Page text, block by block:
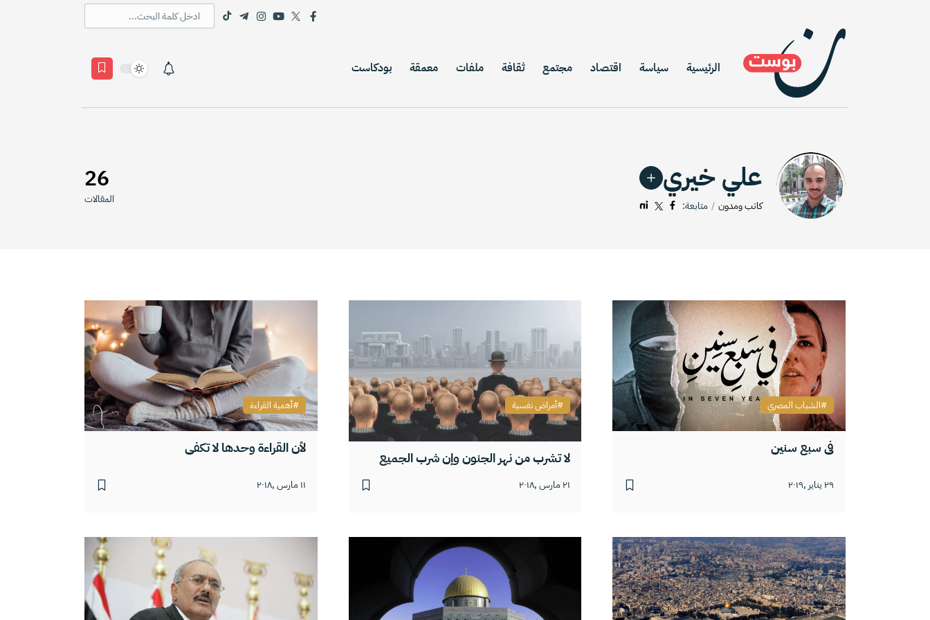
الرئيسية سياسة اقتصاد مجتمع ثقافة ملفات معمقة بودكاست
علي خيري
كاتب ومدون متابعة:
26
المقالات
في سبع سنين
٢٩ يناير ,٢٠١٩
الشباب المصري
لا تشرب من نهر الجنون وإن شرب الجميع
٢١ مارس ,٢٠١٨
أمراض نفسية
لأن القراءة وحدها لا تكفي
١١ مارس ,٢٠١٨
أهمية القراءة